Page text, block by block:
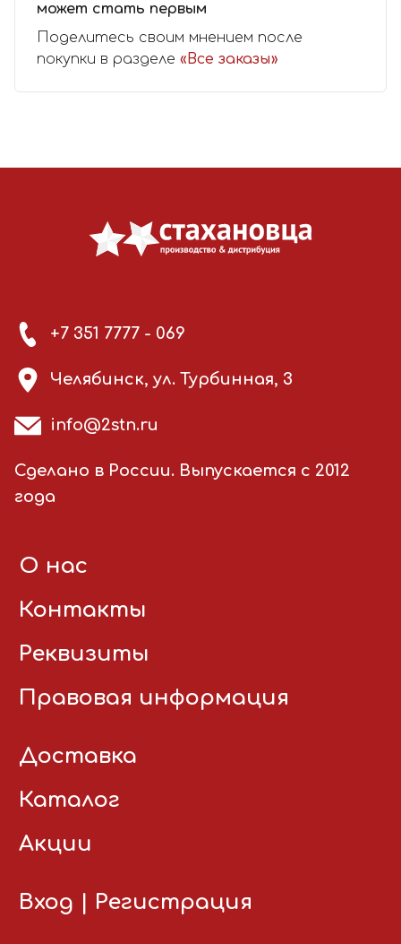
может стать первым
Поделитесь своим мнением после
покупки в разделе «Все заказы»
+7 351 7777 - 069
Челябинск, ул. Турбинная, 3
info@2stn.ru
Сделано в России. Выпускается с 2012
года
О нас
Контакты
Реквизиты
Правовая информация
Доставка
Каталог
Акции
Вход Регистрация